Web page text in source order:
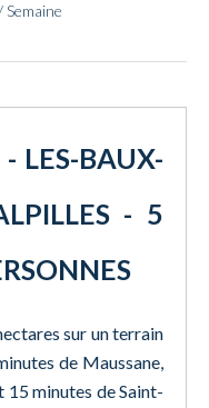
LES-BAUX-
- 5
sur un terrain
de Maussane,
minutes de Saint-